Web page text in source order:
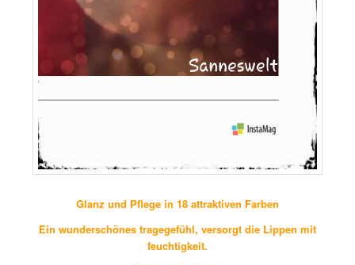
Glanz und Pflege in 18 attraktiven Farben
Ein wunderschönes tragegefühl, versorgt die Lippen mit
feuchtigkeit.